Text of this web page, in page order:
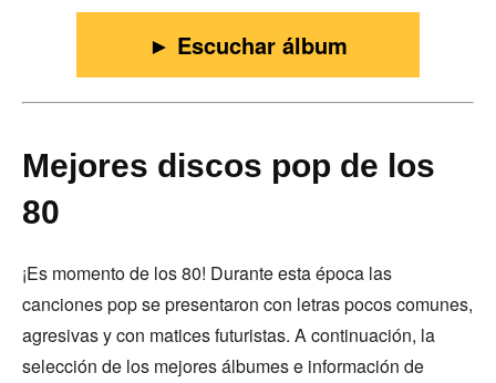
► Escuchar álbum
Mejores discos pop de los
80
¡Es momento de los 80! Durante esta época las
canciones pop se presentaron con letras pocos comunes,
agresivas y con matices futuristas. A continuación, la
selección de los mejores álbumes e información de